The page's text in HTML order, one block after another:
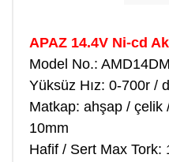
APAZ 14.4V Ni-cd
Model No.: AMD14DM
Yüksüz Hız: 0-700r /
Matkap: ahşap / çelik
10mm
Hafif / Sert Max Tork: